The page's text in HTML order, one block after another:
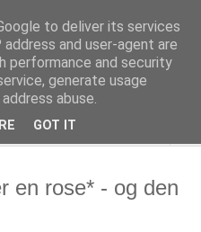
en rose* - og den
to deliver its services
and user-agent are
performance and security
generate usage
abuse.
GOT IT